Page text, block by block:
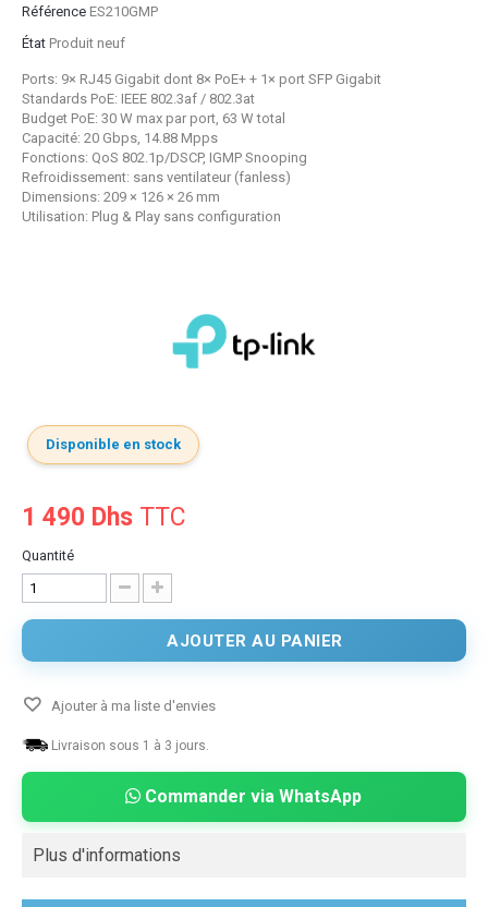
Référence ES210GMP
État Produit neuf
Ports: 9× RJ45 Gigabit dont 8× PoE+ + 1× port SFP Gigabit
Standards PoE: IEEE 802.3af / 802.3at
Budget PoE: 30 W max par port, 63 W total
Capacité: 20 Gbps, 14.88 Mpps
Fonctions: QoS 802.1p/DSCP, IGMP Snooping
Refroidissement: sans ventilateur (fanless)
Dimensions: 209 × 126 × 26 mm
Utilisation: Plug & Play sans configuration
Disponible en stock
1 490 Dhs TTC
Quantité
AJOUTER AU PANIER
Ajouter à ma liste d'envies
Livraison sous 1 à 3 jours.
Commander via WhatsApp
Plus d'informations